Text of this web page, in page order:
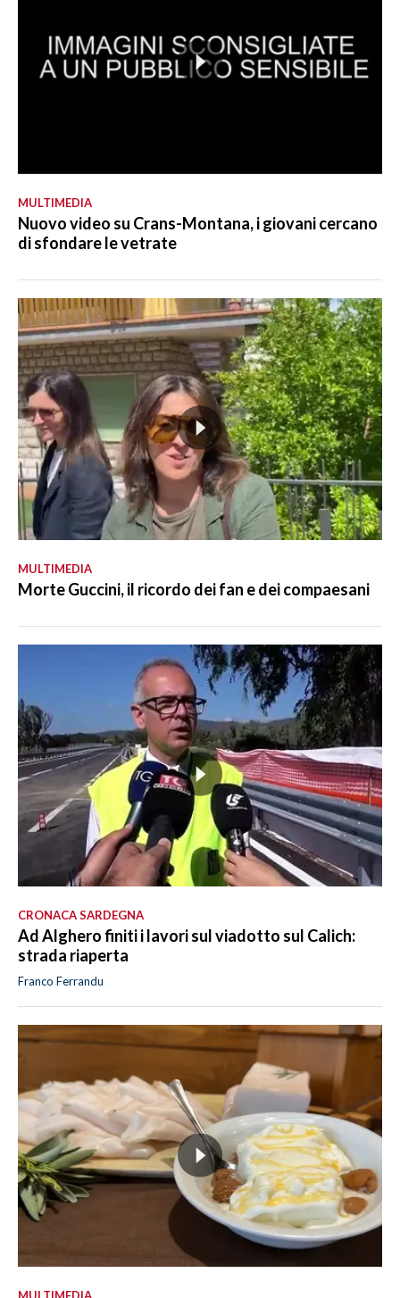
MULTIMEDIA
Nuovo video su Crans-Montana, i giovani cercano
di sfondare le vetrate
MULTIMEDIA
Morte Guccini, il ricordo dei fan e dei compaesani
CRONACA SARDEGNA
Ad Alghero finiti i lavori sul viadotto sul Calich:
strada riaperta
Franco Ferrandu